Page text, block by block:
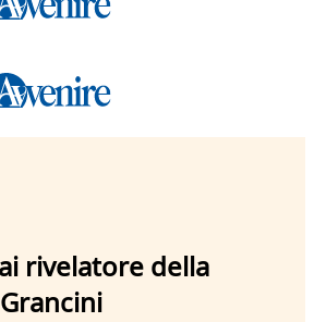
rivelatore della